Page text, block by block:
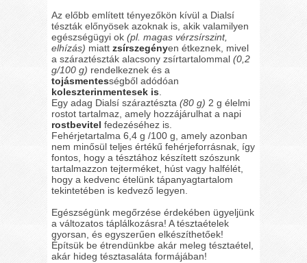
Az előbb említett tényezőkön kívül a Dialsí
tészták előnyösek azoknak is, akik valamilyen
egészségügyi ok (pl. magas vérzsírszint,
elhízás) miattzsírszegényen étkeznek, mivel
a száraztészták alacsony zsírtartalommal (0,2
g/100 g) rendelkeznek és a
tojásmentességből adódóan
koleszterinmentesek is
Egy adag Dialsí száraztészta(80 g) 2 g élelmi
rostot tartalmaz, amely hozzájárulhat a napi
rostbevitel fedezéséhez is.
Fehérjetartalma 6,4 g /100 g, amely azonban
nem minősül teljes értékű fehérjeforrásnak, így
fontos, hogy a tésztához készített szószunk
tartalmazzon tejterméket, húst vagy halfélét,
hogy a kedvenc ételünk tápanyagtartalom
tekintetében is kedvező legyen.
Egészségünk megőrzése érdekében ügyeljünk
a változatos táplálkozásra! A tésztaételek
gyorsan, és egyszerűen elkészíthetőek!
Építsük be étrendünkbe akár meleg tésztaétel,
akár hideg tésztasaláta formájában!